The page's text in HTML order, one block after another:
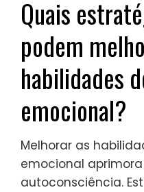
Quais
podem
habilidades
emocional?
Melhorar as
emocional
autoconsciência.